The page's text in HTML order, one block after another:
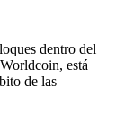
dentro del
está
de las